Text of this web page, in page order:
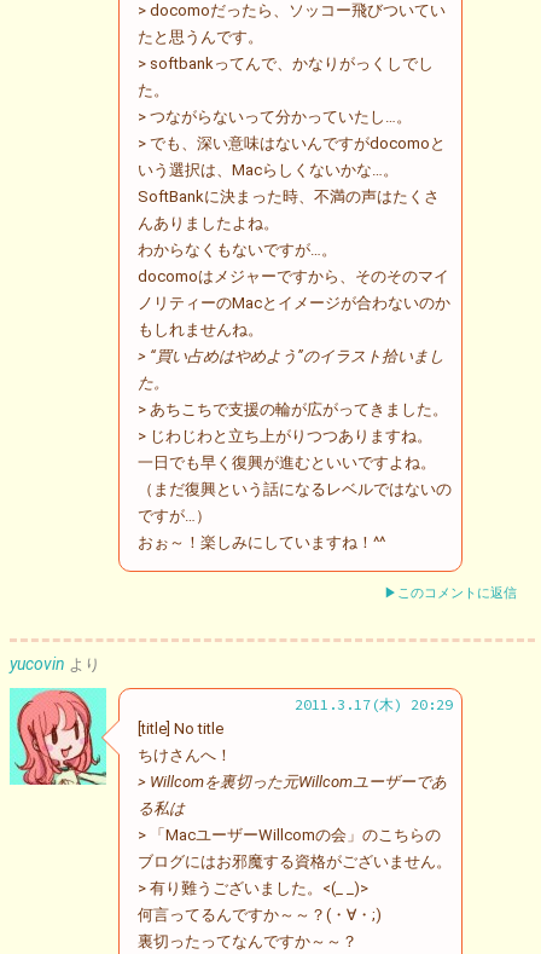
> docomoだったら、ソッコー飛びついてい
たと思うんです。
> softbankってんで、かなりがっくしでし
た。
> つながらないって分かっていたし…。
> でも、深い意味はないんですがdocomoと
いう選択は、Macらしくないかな…。
SoftBankに決まった時、不満の声はたくさ
んありましたよね。
わからなくもないですが…。
docomoはメジャーですから、そのそのマイ
ノリティーのMacとイメージが合わないのか
もしれませんね。
> “買い占めはやめよう”のイラスト拾いまし
た。
> あちこちで支援の輪が広がってきました。
> じわじわと立ち上がりつつありますね。
一日でも早く復興が進むといいですよね。
（まだ復興という話になるレベルではないの
ですが…）
おぉ～！楽しみにしていますね！^^
▶このコメントに返信
yucovin より
2011.3.17(木) 20:29
[title] No title
ちけさんへ！
> Willcomを裏切った元Willcomユーザーであ
る私は
> 「MacユーザーWillcomの会」のこちらの
ブログにはお邪魔する資格がございません。
> 有り難うございました。<(_ _)>
何言ってるんですか～～？(・∀・;)
裏切ったってなんですか～～？